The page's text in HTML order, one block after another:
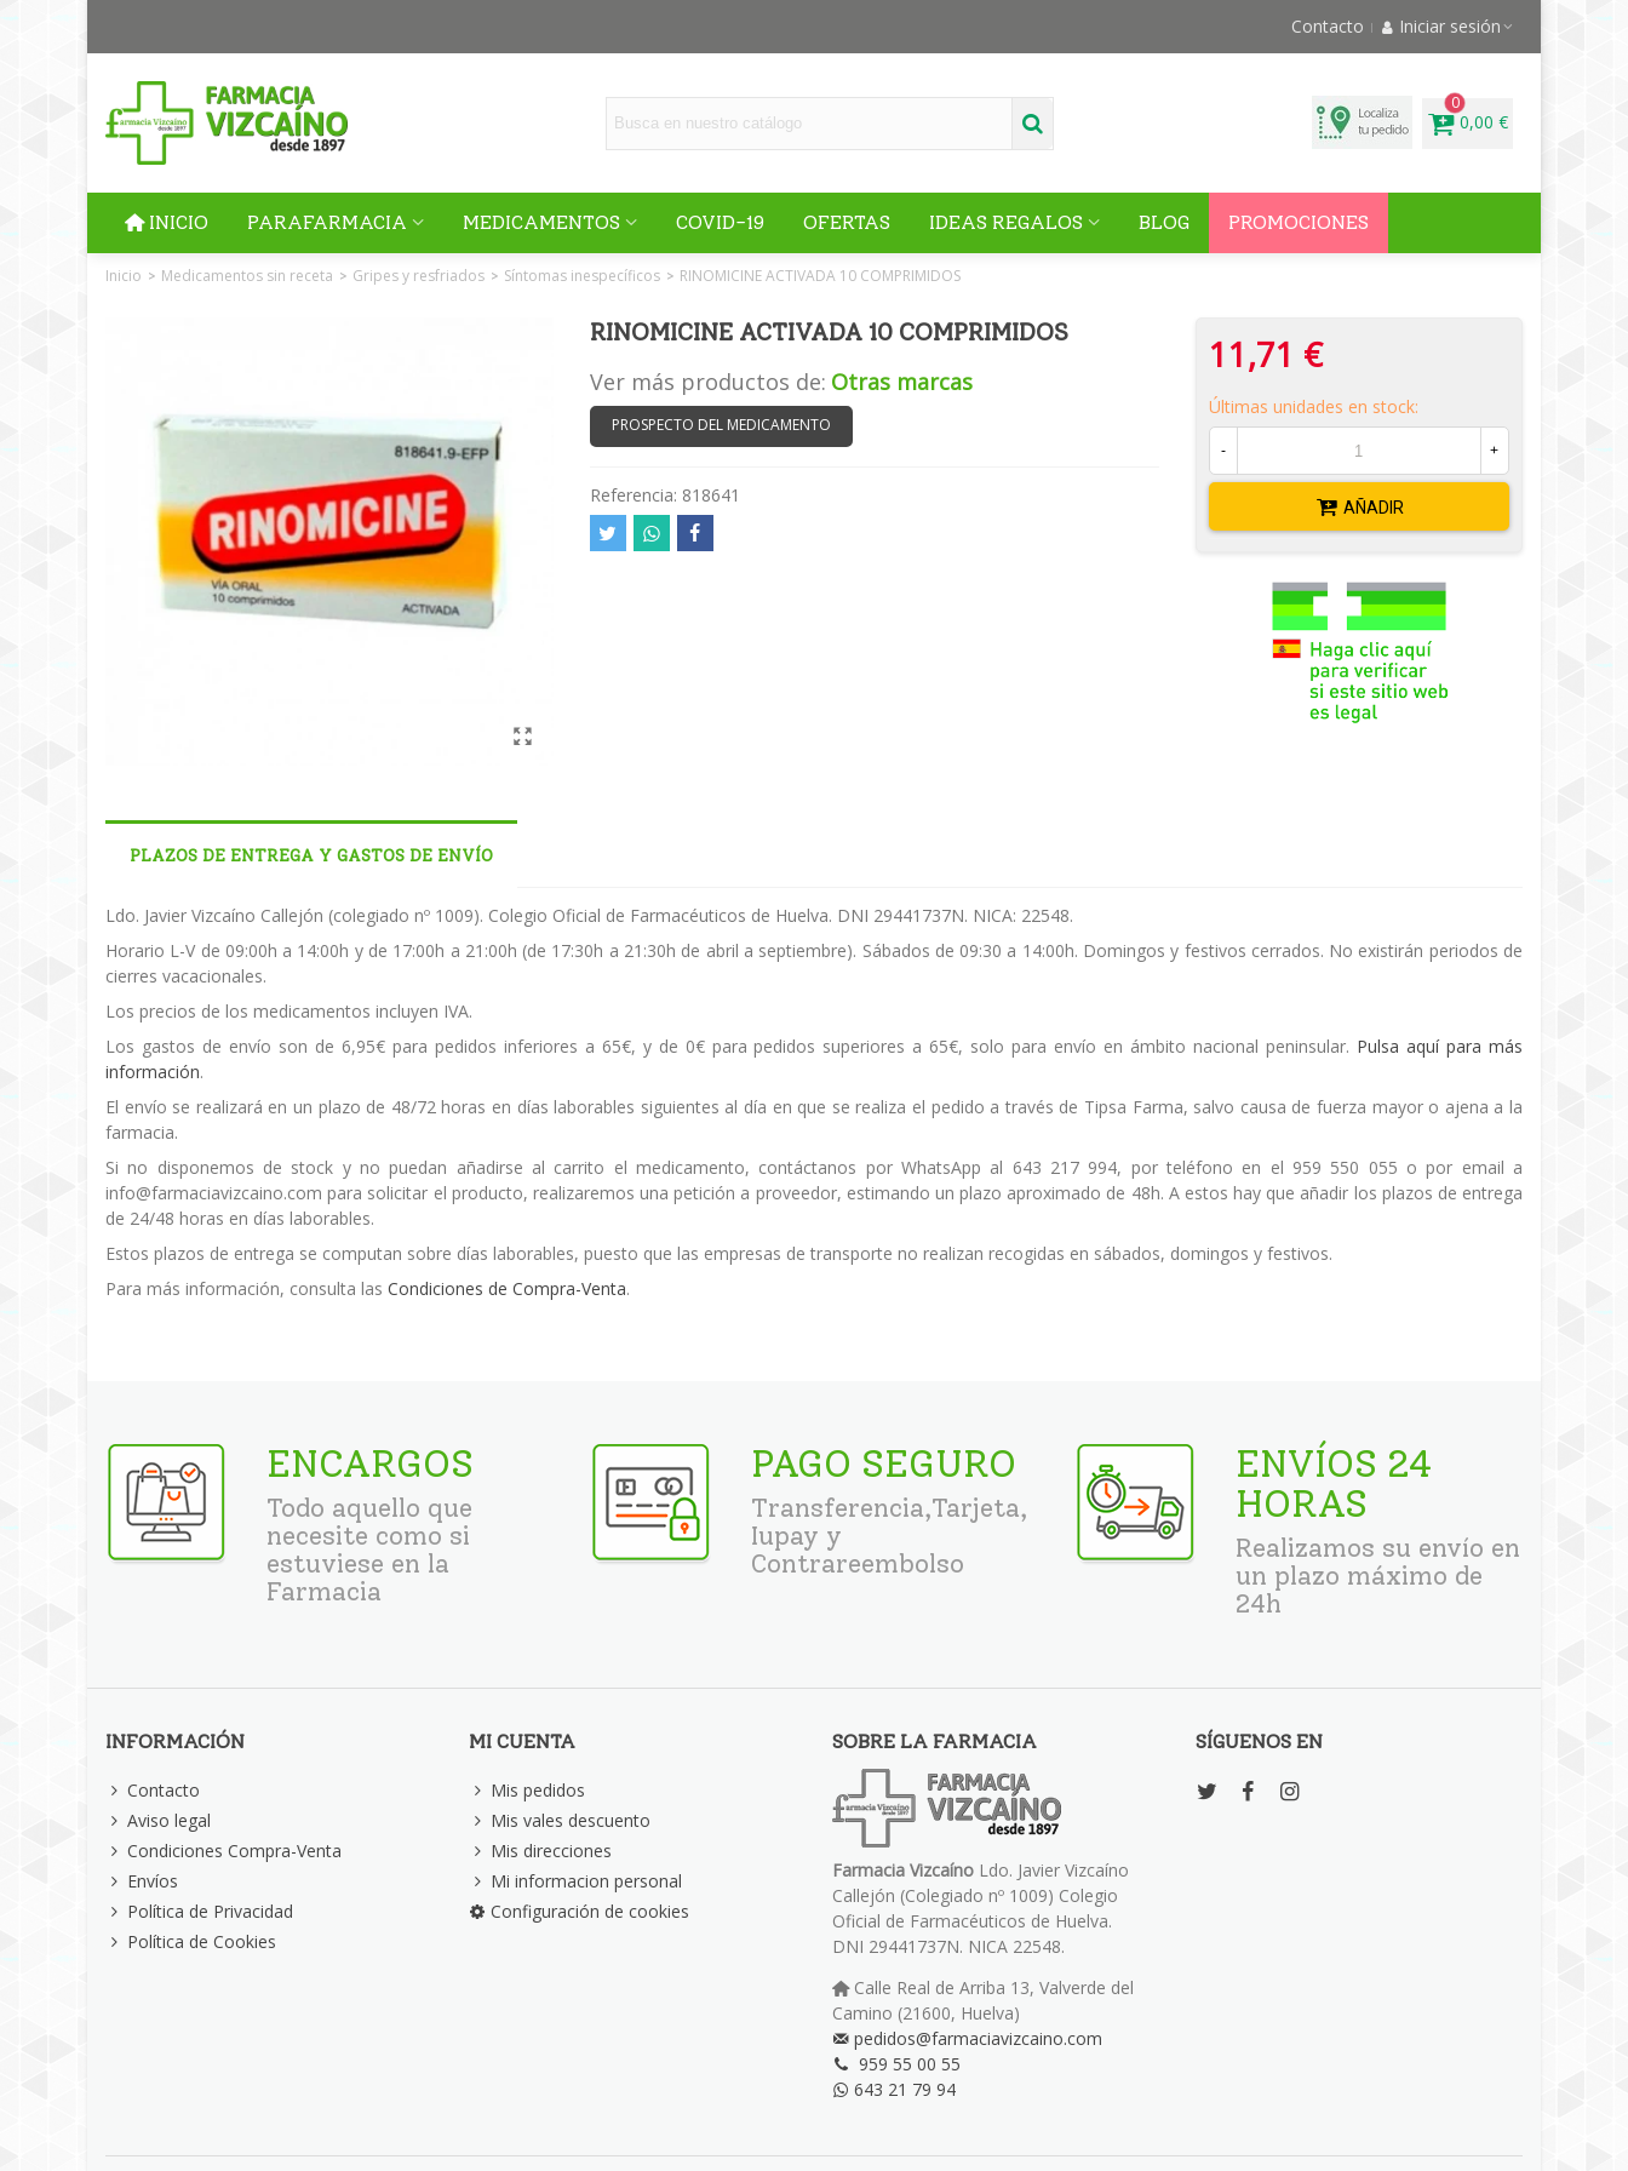
Contacto Iniciar sesión
0
0,00 €
INICIO PARAFARMACIA MEDICAMENTOS COVID-19 OFERTAS IDEAS REGALOS BLOG PROMOCIONES
Inicio > Medicamentos sin receta > Gripes y resfriados > Síntomas inespecíficos > RINOMICINE ACTIVADA 10 COMPRIMIDOS
RINOMICINE ACTIVADA 10 COMPRIMIDOS
Ver más productos de: Otras marcas
PROSPECTO DEL MEDICAMENTO
Referencia: 818641
11,71 €
Últimas unidades en stock:
- +
AÑADIR
PLAZOS DE ENTREGA Y GASTOS DE ENVÍO
Ldo. Javier Vizcaíno Callejón (colegiado nº 1009). Colegio Oficial de Farmacéuticos de Huelva. DNI 29441737N. NICA: 22548.
Horario L-V de 09:00h a 14:00h y de 17:00h a 21:00h (de 17:30h a 21:30h de abril a septiembre). Sábados de 09:30 a 14:00h. Domingos y festivos cerrados. No existirán periodos de
cierres vacacionales.
Los precios de los medicamentos incluyen IVA.
Los gastos de envío son de 6,95€ para pedidos inferiores a 65€, y de 0€ para pedidos superiores a 65€, solo para envío en ámbito nacional peninsular. Pulsa aquí para más
información.
El envío se realizará en un plazo de 48/72 horas en días laborables siguientes al día en que se realiza el pedido a través de Tipsa Farma, salvo causa de fuerza mayor o ajena a la
farmacia.
Si no disponemos de stock y no puedan añadirse al carrito el medicamento, contáctanos por WhatsApp al 643 217 994, por teléfono en el 959 550 055 o por email a
info@farmaciavizcaino.com para solicitar el producto, realizaremos una petición a proveedor, estimando un plazo aproximado de 48h. A estos hay que añadir los plazos de entrega
de 24/48 horas en días laborables.
Estos plazos de entrega se computan sobre días laborables, puesto que las empresas de transporte no realizan recogidas en sábados, domingos y festivos.
Para más información, consulta las Condiciones de Compra-Venta.
ENCARGOS
Todo aquello que
necesite como si
estuviese en la
Farmacia
PAGO SEGURO
Transferencia,Tarjeta,
Iupay y
Contrareembolso
ENVÍOS 24
HORAS
Realizamos su envío en
un plazo máximo de
24h
INFORMACIÓN
Contacto
Aviso legal
Condiciones Compra-Venta
Envíos
Política de Privacidad
Política de Cookies
MI CUENTA
Mis pedidos
Mis vales descuento
Mis direcciones
Mi informacion personal
Configuración de cookies
SOBRE LA FARMACIA
Farmacia Vizcaíno Ldo. Javier Vizcaíno
Callejón (Colegiado nº 1009) Colegio
Oficial de Farmacéuticos de Huelva.
DNI 29441737N. NICA 22548.
Calle Real de Arriba 13, Valverde del
Camino (21600, Huelva)
pedidos@farmaciavizcaino.com
959 55 00 55
643 21 79 94
SÍGUENOS EN